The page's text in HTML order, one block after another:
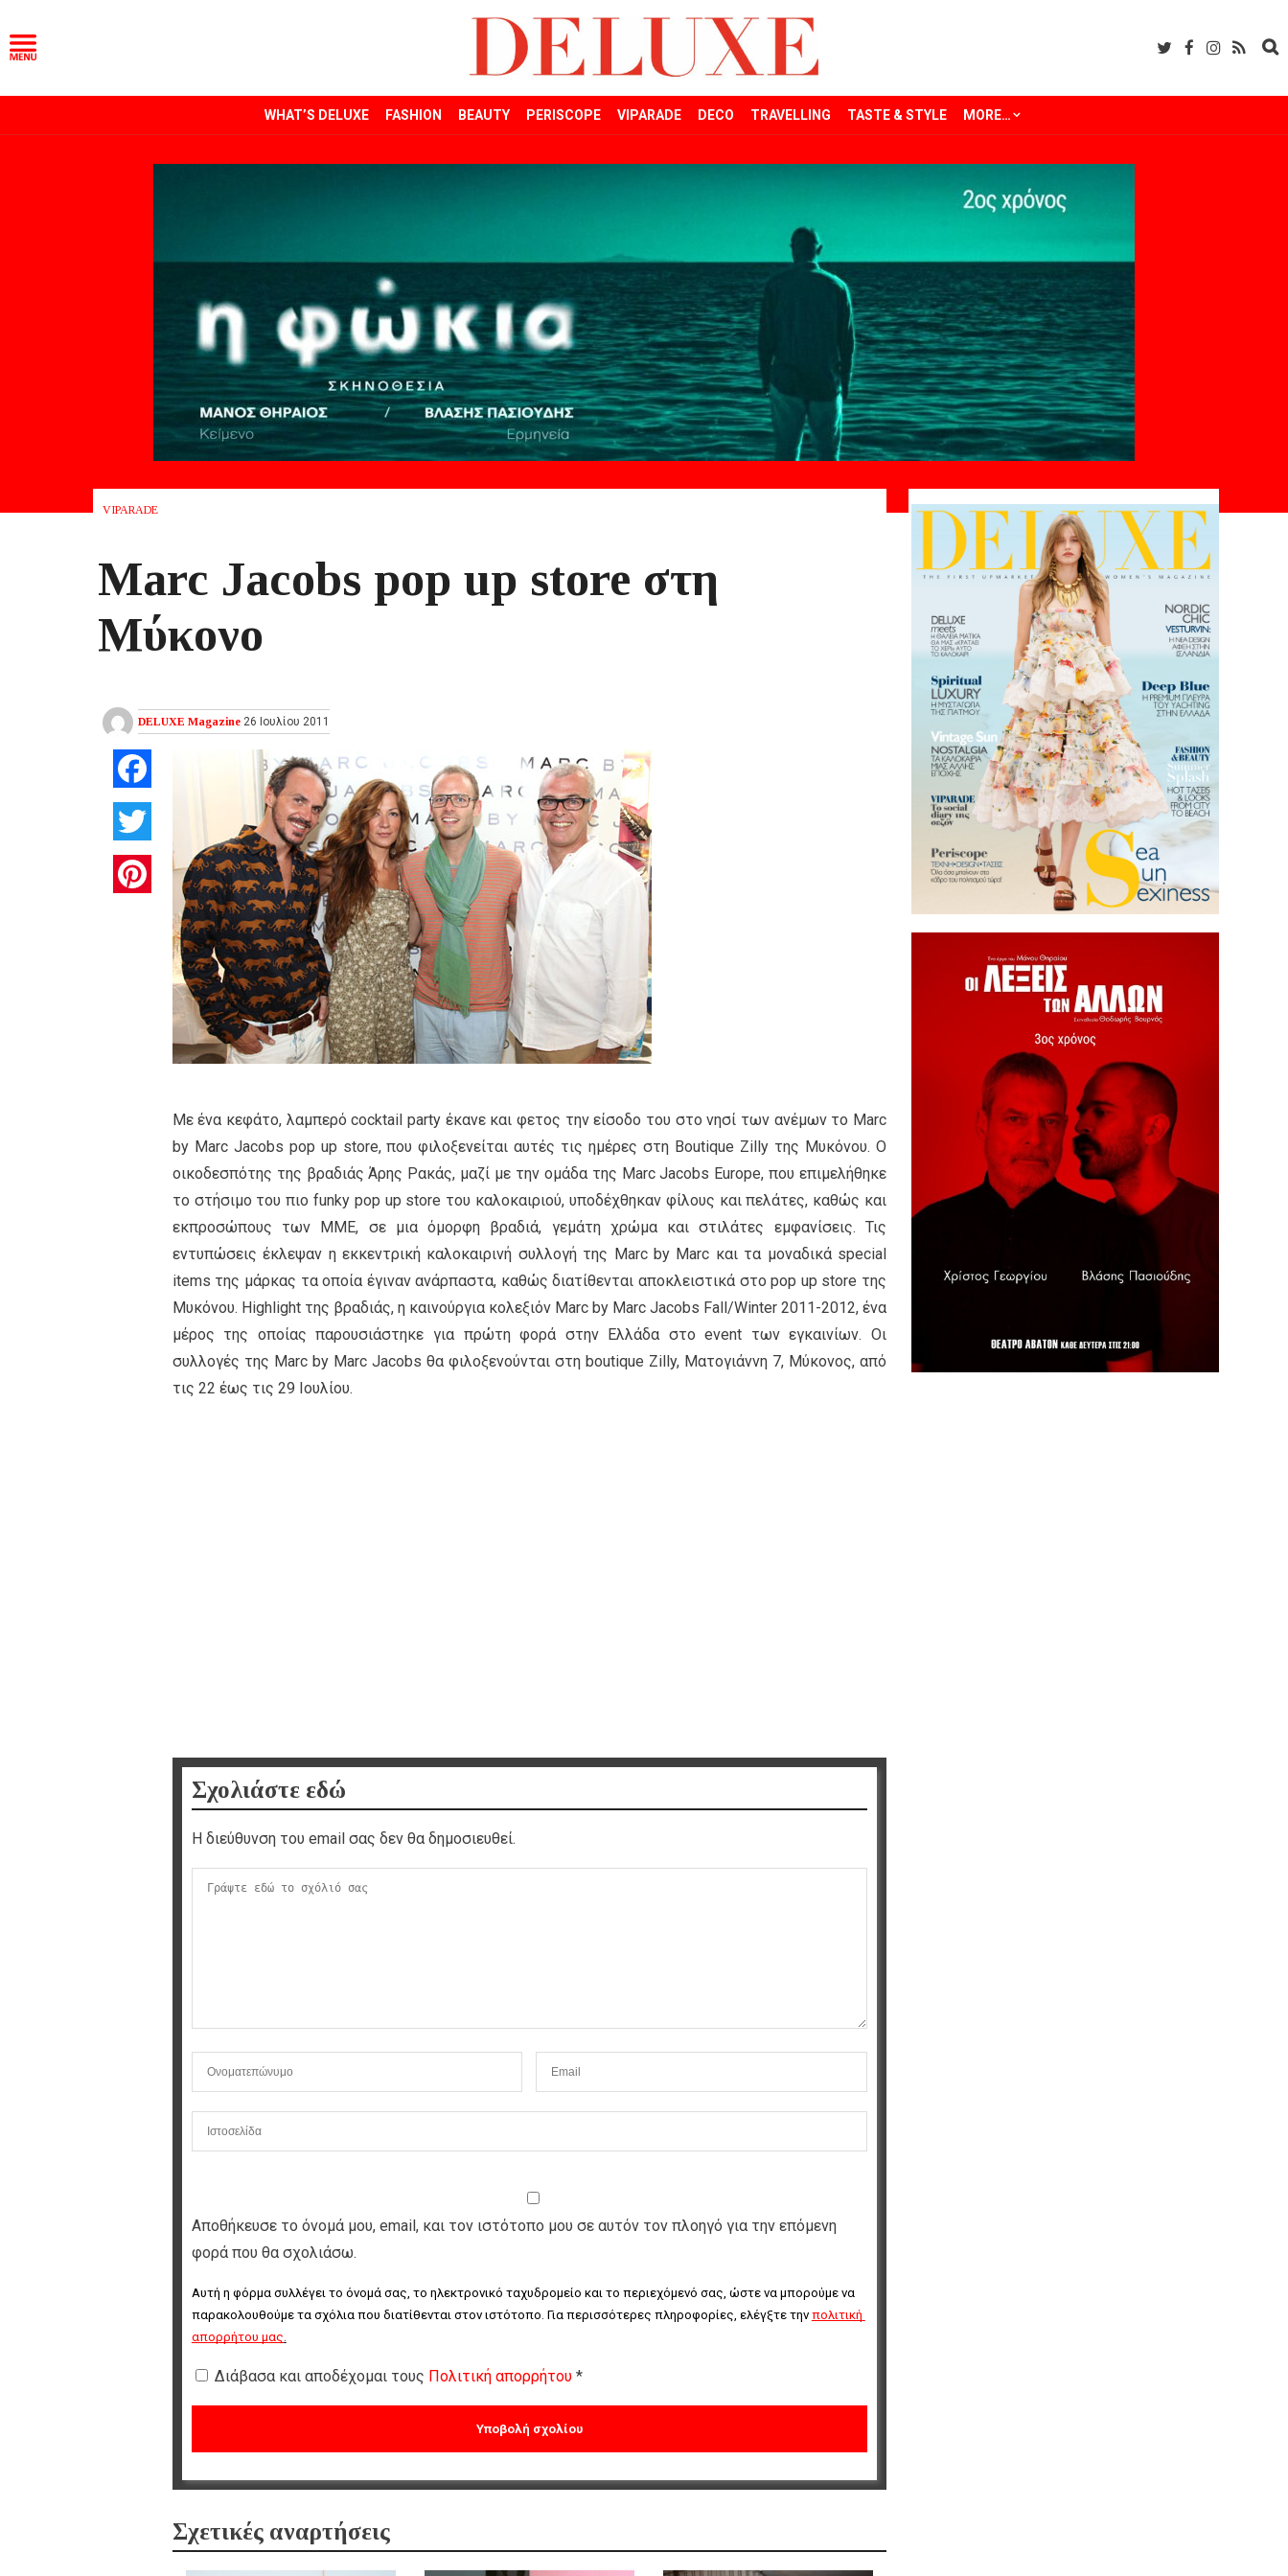
WHAT’S DELUXE FASHION BEAUTY PERISCOPE VIPARADE DECO TRAVELLING TASTE & STYLE MORE…
VIPARADE
Marc Jacobs pop up store στη
Μύκονο
DELUXE Magazine 26 Ιουλίου 2011
Pinterest
Με ένα κεφάτο, λαμπερό cocktail party έκανε και φετος την είσοδο του στο νησί των ανέμων το Marc
by Marc Jacobs pop up store, που φιλοξενείται αυτές τις ημέρες στη Boutique Zilly της Μυκόνου. Ο
οικοδεσπότης της βραδιάς Άρης Ρακάς, μαζί με την ομάδα της Marc Jacobs Europe, που επιμελήθηκε
το στήσιμο του πιο funky pop up store του καλοκαιριού, υποδέχθηκαν φίλους και πελάτες, καθώς και
εκπροσώπους των ΜΜΕ, σε μια όμορφη βραδιά, γεμάτη χρώμα και στιλάτες εμφανίσεις. Τις
εντυπώσεις έκλεψαν η εκκεντρική καλοκαιρινή συλλογή της Marc by Marc και τα μοναδικά special
items της μάρκας τα οποία έγιναν ανάρπαστα, καθώς διατίθενται αποκλειστικά στο pop up store της
Μυκόνου. Highlight της βραδιάς, η καινούργια κολεξιόν Μarc by Marc Jacobs Fall/Winter 2011-2012, ένα
μέρος της οποίας παρουσιάστηκε για πρώτη φορά στην Ελλάδα στο event των εγκαινίων. Οι
συλλογές της Marc by Marc Jacobs θα φιλοξενούνται στη boutique Zilly, Ματογιάννη 7, Μύκονος, από
τις 22 έως τις 29 Ιουλίου.
Σχολιάστε εδώ
Η διεύθυνση του email σας δεν θα δημοσιευθεί.
Αποθήκευσε το όνομά μου, email, και τον ιστότοπο μου σε αυτόν τον πλοηγό για την επόμενη
φορά που θα σχολιάσω.
Αυτή η φόρμα συλλέγει το όνομά σας, το ηλεκτρονικό ταχυδρομείο και το περιεχόμενό σας, ώστε να μπορούμε να
παρακολουθούμε τα σχόλια που διατίθενται στον ιστότοπο. Για περισσότερες πληροφορίες, ελέγξτε την πολιτική
απορρήτου μας.
Διάβασα και αποδέχομαι τους Πολιτική απορρήτου *
Σχετικές αναρτήσεις